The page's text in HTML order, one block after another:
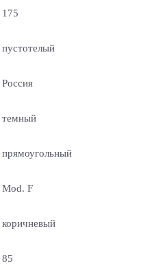
175
пустотелый
Россия
темный
прямоугольный
Mod. F
коричневый
85